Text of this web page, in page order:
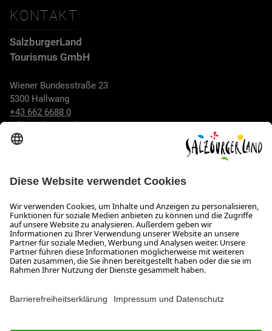
KONTAKT
SalzburgerLand
Tourismus GmbH
Wiener Bundesstraße 23
5300 Hallwang
+43 662 6688 0
info@salzburgerland.com
Wir freuen uns auf Ihre Anfrage!
Gerne stehen wir Ihnen von Montag bis Donnerstag von 08:00
bis 17:30 Uhr und am Freitag von 08:00 bis 17:00 Uhr zur
Verfügung.
Das Unternehmen Jobs Meeting- und Kongresslocations